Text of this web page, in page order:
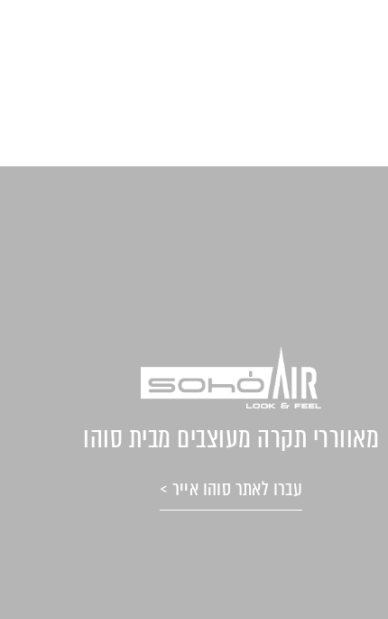
מאווררי תקרה מעוצבים מבית סוהו
עברו לאתר סוהו אייר >